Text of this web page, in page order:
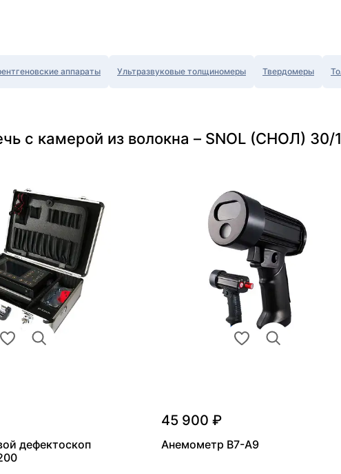
аппараты Ультразвуковые толщиномеры Твердомеры
с камерой из волокна – SNOL (СНОЛ) 30/
дефектоскоп
45 900 ₽
Анемометр В7-А9